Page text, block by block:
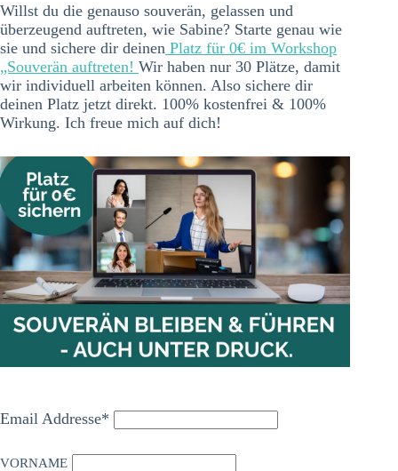
Willst du die genauso souverän, gelassen und
überzeugend auftreten, wie Sabine? Starte genau wie
sie und sichere dir deinen Platz für 0€ im Workshop
„Souverän auftreten! Wir haben nur 30 Plätze, damit
wir individuell arbeiten können. Also sichere dir
deinen Platz jetzt direkt. 100% kostenfrei & 100%
Wirkung. Ich freue mich auf dich!
Email Addresse*
VORNAME